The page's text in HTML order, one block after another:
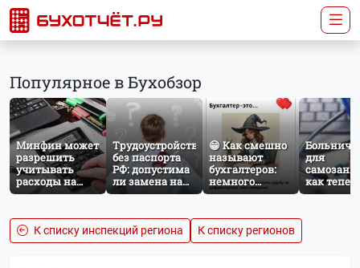
Популярное в Бухобзор
Минфин может
разрешить
учитывать
расходы на
защиту от
расчёте налога
на прибыль
Трудоустройство
без паспорта
РФ: допустима
ли замена на
загранпаспорт?
😁 Как смешно
называют
бухгалтеров:
немного
профессионального
для
как
работает
К списку инспекций региона К списку регионов